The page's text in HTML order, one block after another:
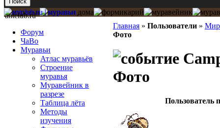
Главная » Пользователи »
Фото
Фото
Пользователь
antclub.ru
Форум
ЧаВо
Муравьи
Атлас муравьёв
Строение
муравья
Муравейник в
разрезе
Таблица лёта
Методы
изучения